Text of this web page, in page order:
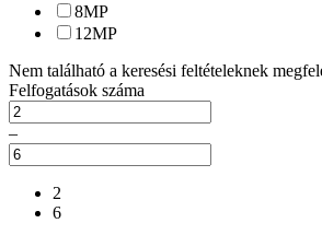
8MP
12MP
Nem található a keresési feltételeknek
Felfogatások száma
–
2
6